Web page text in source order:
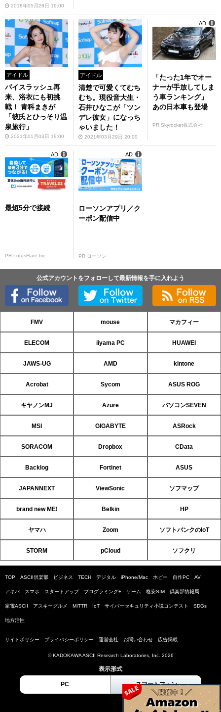
2018年05月28日 19:00
アイドル
パイスラッシュ再
来、浴衣にも初挑
戦！ 青科まきが
「彼氏とひっそり温
泉旅行」
2021年01月03日 19:00
アイドル
清楚で可愛くてむち
むち。現役音大生・
石井ひなこが「ツン
デレ彼女」になっち
ゃいました！
2021年03月29日 20:00
「たった1年でオー
ナーが手放してしま
う車ランキング」
あの日本車も登場
PR Skyrocket株式会社
AD
最短5分で接続
PR LotusFlare Inc
AD
ローソンアプリ／ク
ーポン配信中
PR ローソン
AD
公式アカウントをフォローして最新情報を手に入れよう
FMV mouse マカフィー
ELECOM iiyama PC HUAWEI
JAWS-UG AMD kintone
Acrobat Sycom ASUS ROG
キヤノンMJ Azure パソコンSEVEN
MSI GIGABYTE ASRock
SORACOM Dropbox CData
Backlog Fortinet ASUS
JAPANNEXT ViewSonic ソフマップ
brand new ME! Belkin HP
ヤマハ Zoom ソフトバンクのIoT
STORM pCloud ソフクリ
TOP ASCII倶楽部 ビジネス TECH デジタル iPhone/Mac ホビー 自作PC AV
アキバ スマホ スタートアップ プログラミング+ ゲーム 格安SIM 倶楽部情報局
家電ASCII アスキーグルメ MITTR IoT サイバーセキュリティ小説コンテスト SDGs
地方活性
サイトポリシー プライバシーポリシー 運営会社 お問い合わせ 広告掲載
© KADOKAWA ASCII Research Laboratories, Inc. 2026
表示形式
PC スマートフォン